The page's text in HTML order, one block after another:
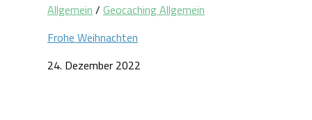
Allgemein / Geocaching Allgemein
Frohe Weihnachten
24. Dezember 2022